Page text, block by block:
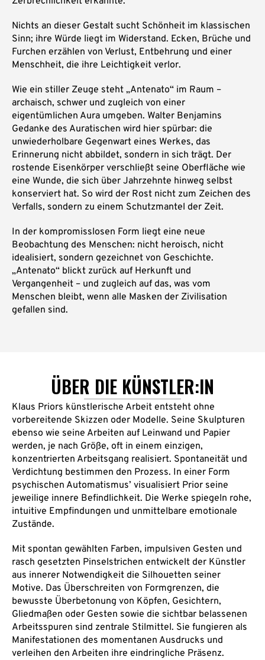
Nichts an dieser Gestalt sucht Schönheit im klassischen
Sinn; ihre Würde liegt im Widerstand. Ecken, Brüche und
Furchen erzählen von Verlust, Entbehrung und einer
Menschheit, die ihre Leichtigkeit verlor.
Wie ein stiller Zeuge steht „Antenato“ im Raum –
archaisch, schwer und zugleich von einer
eigentümlichen Aura umgeben. Walter Benjamins
Gedanke des Auratischen wird hier spürbar: die
unwiederholbare Gegenwart eines Werkes, das
Erinnerung nicht abbildet, sondern in sich trägt. Der
rostende Eisenkörper verschließt seine Oberfläche wie
eine Wunde, die sich über Jahrzehnte hinweg selbst
konserviert hat. So wird der Rost nicht zum Zeichen des
Verfalls, sondern zu einem Schutzmantel der Zeit.
In der kompromisslosen Form liegt eine neue
Beobachtung des Menschen: nicht heroisch, nicht
idealisiert, sondern gezeichnet von Geschichte.
„Antenato“ blickt zurück auf Herkunft und
Vergangenheit – und zugleich auf das, was vom
Menschen bleibt, wenn alle Masken der Zivilisation
gefallen sind.
ÜBER DIE KÜNSTLER:IN
Klaus Priors künstlerische Arbeit entsteht ohne
vorbereitende Skizzen oder Modelle. Seine Skulpturen
ebenso wie seine Arbeiten auf Leinwand und Papier
werden, je nach Größe, oft in einem einzigen,
konzentrierten Arbeitsgang realisiert. Spontaneität und
Verdichtung bestimmen den Prozess. In einer Form
psychischen Automatismus’ visualisiert Prior seine
jeweilige innere Befindlichkeit. Die Werke spiegeln rohe,
intuitive Empfindungen und unmittelbare emotionale
Zustände.
Mit spontan gewählten Farben, impulsiven Gesten und
rasch gesetzten Pinselstrichen entwickelt der Künstler
aus innerer Notwendigkeit die Silhouetten seiner
Motive. Das Überschreiten von Formgrenzen, die
bewusste Überbetonung von Köpfen, Gesichtern,
Gliedmaßen oder Gesten sowie die sichtbar belassenen
Arbeitsspuren sind zentrale Stilmittel. Sie fungieren als
Manifestationen des momentanen Ausdrucks und
verleihen den Arbeiten ihre eindringliche Präsenz.